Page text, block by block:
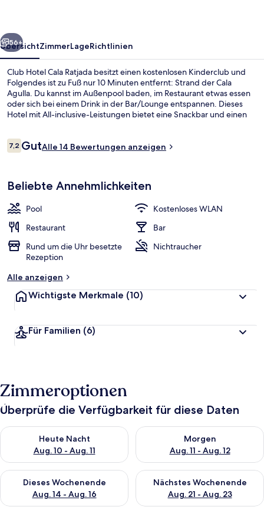
Weiter
56+
ÜbersichtZimmerLageRichtlinien
Club Hotel Cala Ratjada besitzt einen kostenlosen Kinderclub und
Folgendes ist zu Fuß nur 10 Minuten entfernt: Strand der Cala
Agulla. Du kannst im Außenpool baden, im Restaurant etwas essen
oder sich bei einem Drink in der Bar/Lounge entspannen. Dieses
Hotel mit All-inclusive-Leistungen bietet eine Snackbar und einen
Bewertungen
7,27,2 von 10.
GutAlle 14 Bewertungen anzeigen
Beliebte Annehmlichkeiten
Pool
Kostenloses WLAN
Restaurant
Bar
Rund um die Uhr besetzte
Rezeption
Nichtraucher
Alle anzeigen
Wichtigste Merkmale (10)
Für Familien (6)
Zimmeroptionen
Überprüfe die Verfügbarkeit für diese Daten
Heute Nacht
Aug. 10 - Aug. 11
Überprüfe die Verfügbarkeit für heute Nacht, Aug. 10 - Aug.
Morgen
Aug. 11 - Aug. 12
Überprüfe die Verfügbarkeit
Dieses Wochenende
Aug. 14 - Aug. 16
Überprüfe die Verfügbarkeit für dieses Wochenende, Aug. 14
Nächstes Wochenende
Aug. 21 - Aug. 23
Überprüfe die Verfügbarkeit